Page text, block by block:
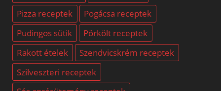
Pizza receptek
Pogácsa receptek
Pudingos sütik
Pörkölt receptek
Rakott ételek
Szendvicskrém receptek
Szilveszteri receptek